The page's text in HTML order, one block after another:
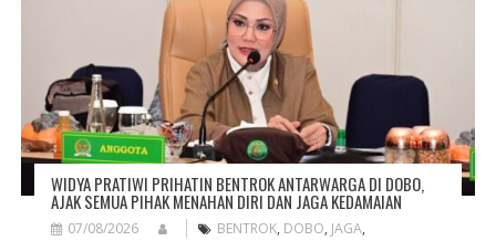
WIDYA PRATIWI PRIHATIN BENTROK ANTARWARGA DI DOBO,
AJAK SEMUA PIHAK MENAHAN DIRI DAN JAGA KEDAMAIAN
07/08/2026 BENTROK, DOBO, JAGA,